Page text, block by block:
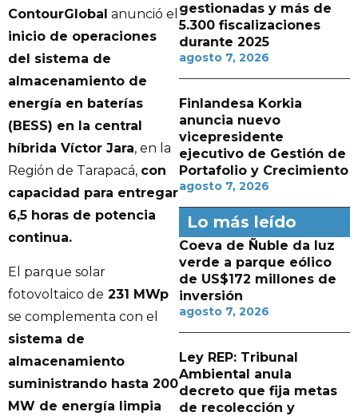
ContourGlobal anunció el
inicio de operaciones
del sistema de
almacenamiento de
energía en baterías
(BESS) en la central
híbrida Víctor Jara, en la
Región de Tarapacá, con
capacidad para entregar
6,5 horas de potencia
continua.
El parque solar
fotovoltaico de 231 MWp
se complementa con el
sistema de
almacenamiento
suministrando hasta 200
MW de energía limpia
gestionadas y más de
5.300 fiscalizaciones
durante 2025
agosto 7, 2026
Finlandesa Korkia
anuncia nuevo
vicepresidente
ejecutivo de Gestión de
Portafolio y Crecimiento
agosto 7, 2026
Lo más leído
Coeva de Ñuble da luz
verde a parque eólico
de US$172 millones de
inversión
agosto 7, 2026
Ley REP: Tribunal
Ambiental anula
decreto que fija metas
de recolección y